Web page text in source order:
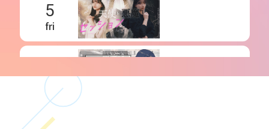
5
fri
sat
7